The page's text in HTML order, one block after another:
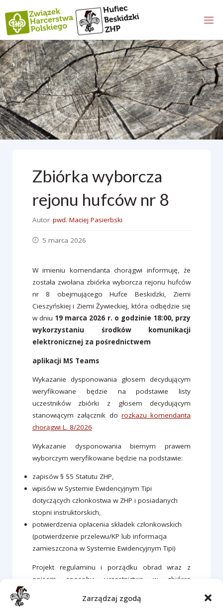
Zarządzaj zgodą
do
treści
on line
Zbiórka wyborcza
rejonu hufców nr 8
Autor pwd. Maciej Pasierbski
5 marca 2026
W imieniu komendanta chorągwi informuję, że
została zwołana zbiórka wyborcza rejonu hufców
nr 8 obejmującego Hufce Beskidzki, Ziemi
Cieszyńskiej i Ziemi Żywieckiej, która odbędzie się
w dniu 19 marca 2026 r. o godzinie 18:00, przy
wykorzystaniu środków komunikacji
elektronicznej za pośrednictwem
aplikacji MS Teams
Wykazanie dysponowania głosem decydującym
weryfikowane będzie na podstawie listy
uczestników zbiórki z głosem decydującym
stanowiącym załącznik do ​​ rozkazu komendanta
chorągwi L. 8/2026
Wykazanie dysponowania biernym prawem
wyborczym weryfikowane będzie na podstawie:
zapisów § 55 Statutu ZHP,
wpisów w Systemie Ewidencyjnym Tipi
dotyczących członkostwa w ZHP i posiadanych
stopni instruktorskich,
potwierdzenia opłacenia składek członkowskich
(potwierdzenie przelewu/KP lub informacja
zamieszczona w Systemie Ewidencyjnym Tipi)
Projekt regulaminu i porządku obrad wraz z
opisem sposobu uczestnictwa w zbiórce
znajduję się w intranecie ZHP.